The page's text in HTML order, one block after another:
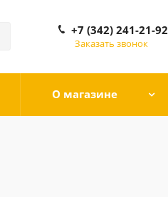
+7 (342) 241-21-92
Заказать звонок
О магазине